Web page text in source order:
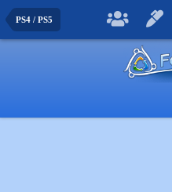
PS4 / PS5